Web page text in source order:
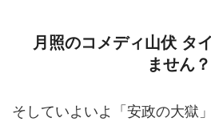
月照のコメディ山伏 タ
ません？
そしていよいよ「安政の大獄